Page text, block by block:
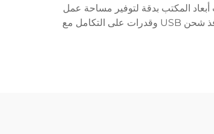
المكتب بدقة لتوفير مساحة عمل
واسعة مع التكيف بشكل مريح في كل من المكاتب المنزلية والبيئات المهنية. قد تتضمن النماذج المتقدمة إعدادات ارتفاع قابلة للبرمجة ومنافذ شحن USB وقدرات على التكامل مع